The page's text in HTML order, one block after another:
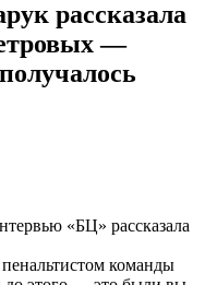
рассказала
—
«БЦ» рассказала
команды